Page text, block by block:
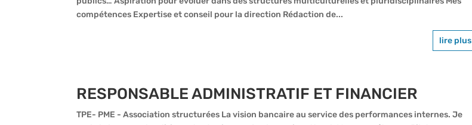
compétences Expertise et conseil pour la direction Rédaction de...
lire plus
RESPONSABLE ADMINISTRATIF ET FINANCIER
TPE- PME - Association structurées La vision bancaire au service des performances internes. Je